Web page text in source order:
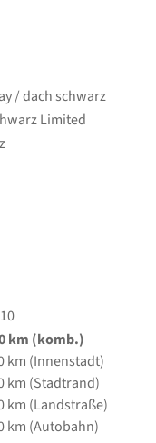
/ dach schwarz
Limited
km (komb.)
km (Innenstadt)
km (Stadtrand)
km (Landstraße)
km (Autobahn)